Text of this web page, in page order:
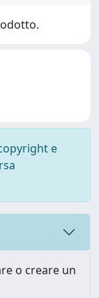
e
o creare un